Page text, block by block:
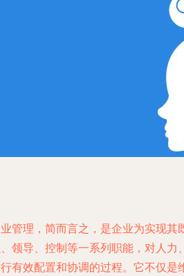
管理，简而言之，是企业为实现其
领导、控制等一系列职能，对人力
有效配置和协调的过程。它不仅是